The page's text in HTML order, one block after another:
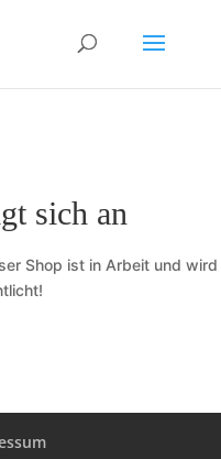
sich an
Shop ist in Arbeit und wird